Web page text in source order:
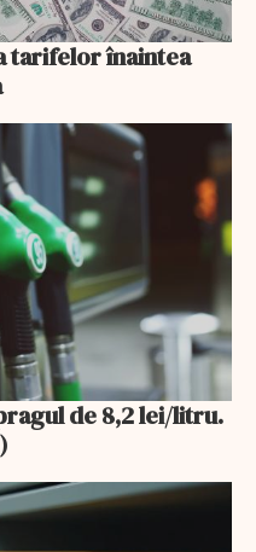
tarifelor înaintea
de 8,2 lei/litru.